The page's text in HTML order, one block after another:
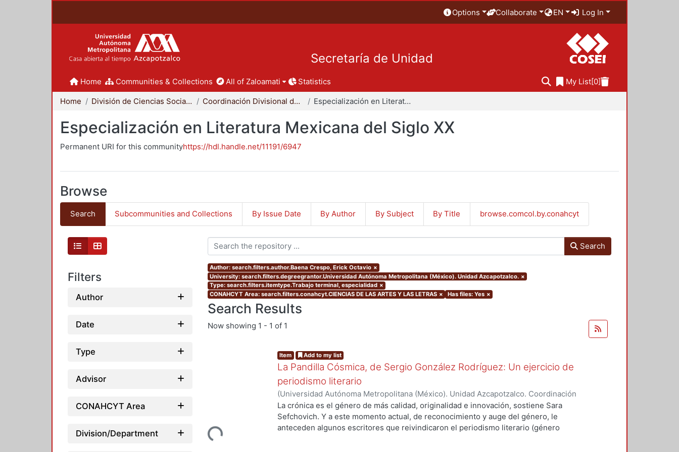
Options Collaborate EN Log In
Secretaría de Unidad
Home Communities & Collections All of Zaloamati Statistics My List[0]
Home División de Ciencias Sociales y Humanidades Coordinación Divisional de Posgrado Especialización en Literatura Mexicana del Siglo XX
Especialización en Literatura Mexicana del Siglo XX
Permanent URI for this communityhttps://hdl.handle.net/11191/6947
Browse
Search Subcommunities and Collections By Issue Date By Author By Subject By Title browse.comcol.by.conahcyt
Filters
Author
Date
Type
Advisor
CONAHCYT Area
Division/Department
Search
Author: search.filters.author.Baena Crespo, Erick Octavio ×
University: search.filters.degreegrantor.Universidad Autónoma Metropolitana (México). Unidad Azcapotzalco. ×
Type: search.filters.itemtype.Trabajo terminal, especialidad ×
CONAHCYT Area: search.filters.conahcyt.CIENCIAS DE LAS ARTES Y LAS LETRAS × Has files: Yes ×
Search Results
Now showing 1 - 1 of 1
Loading...
Item Add to my list
La Pandilla Cósmica, de Sergio González Rodríguez: Un ejercicio de
periodismo literario
(Universidad Autónoma Metropolitana (México). Unidad Azcapotzalco. Coordinación
de Servicios de Información.,2020-11)Baena Crespo, Erick Octavio
La crónica es el género de más calidad, originalidad e innovación, sostiene Sara
Sefchovich. Y a este momento actual, de reconocimiento y auge del género, le
anteceden algunos escritores que reivindicaron el periodismo literario (género